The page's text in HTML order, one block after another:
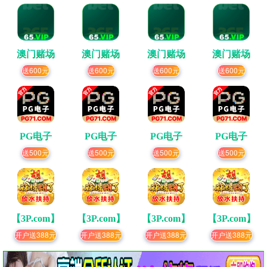
澳门赌场
送600元
澳门赌场
送600元
澳门赌场
送600元
澳门赌场
送600元
PG电子
送500元
PG电子
送500元
PG电子
送500元
PG电子
送500元
【3P.com】
开户送388元
【3P.com】
开户送388元
【3P.com】
开户送388元
【3P.com】
开户送388元